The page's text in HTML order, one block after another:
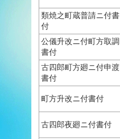
類焼之町蔵普請ニ付書
付
公儀升改ニ付町方取調
書付
古四郎町方廻ニ付申渡
書付
町方升改ニ付書付
古四郎夜廻ニ付書付